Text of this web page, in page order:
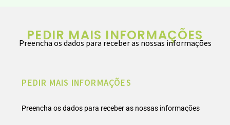
PEDIR MAIS INFORMAÇÕES
Preencha os dados para receber as nossas informações
PEDIR MAIS INFORMAÇÕES
Preencha os dados para receber as nossas informações